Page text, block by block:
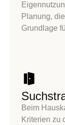
Planung,
Grundlage
Beim
Kriterien zu